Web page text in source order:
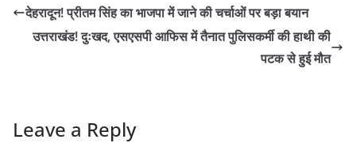
देहरादून! प्रीतम सिंह का भाजपा में जाने की चर्चाओं पर बड़ा बयान
उत्तराखंड! दुःखद, एसएसपी आफिस में तैनात पुलिसकर्मी की हाथी की
पटक से हुई मौत
Leave a Reply